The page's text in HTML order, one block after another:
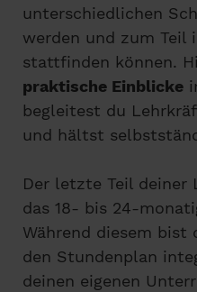
unterschiedlichen
werden und zum Teil
stattfinden können.
praktische Einblicke
begleitest du
und hältst
Der letzte Teil deiner
das 18- bis 24-
Während diesem
den Stundenplan
deinen eigenen